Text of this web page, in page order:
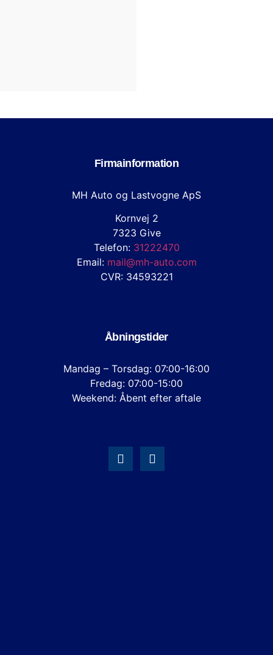
Firmainformation
MH Auto og Lastvogne ApS
Kornvej 2
7323 Give
Telefon: 31222470
Email: mail@mh-auto.com
CVR: 34593221
Åbningstider
Mandag – Torsdag: 07:00-16:00
Fredag: 07:00-15:00
Weekend: Åbent efter aftale